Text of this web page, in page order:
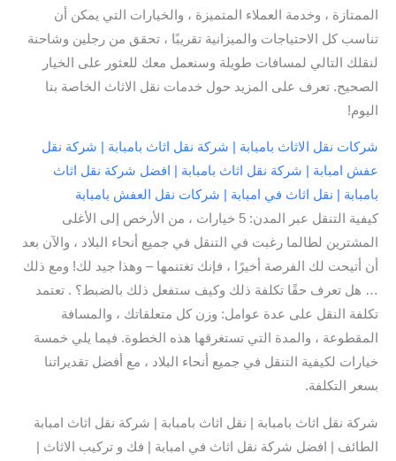
الممتازة ، وخدمة العملاء المتميزة ، والخيارات التي يمكن أن
تناسب كل الاحتياجات والميزانية تقريبًا ، تحقق من رجلين وشاحنة
لنقلك التالي لمسافات طويلة وسنعمل معك للعثور على الخيار
الصحيح. تعرف على المزيد حول خدمات نقل الاثاث الخاصة بنا
اليوم!
شركات نقل الاثاث بامبابة | شركة نقل اثاث بامبابة | شركة نقل
عفش امبابة | شركة نقل اثاث بامبابة | افضل شركة نقل اثاث
بامبابة | نقل اثاث في امبابة | شركات نقل العفش بامبابة
كيفية التنقل عبر المدن: 5 خيارات ، من الأرخص إلى الأغلى
المشترين لطالما رغبت في التنقل في جميع أنحاء البلاد ، والآن بعد
أن أتيحت لك الفرصة أخيرًا ، فإنك تغتنمها – وهذا جيد لك! ومع ذلك
… هل تعرف حقًا تكلفة ذلك وكيف ستفعل ذلك بالضبط؟ . تعتمد
تكلفة النقل على عدة عوامل: وزن كل متعلقاتك ، والمسافة
المقطوعة ، والمدة التي تستغرقها هذه الخطوة. فيما يلي خمسة
خيارات لكيفية التنقل في جميع أنحاء البلاد ، مع أفضل تقديراتنا
بسعر التكلفة.
شركة نقل اثاث بامبابة | نقل اثاث بامبابة | شركة نقل اثاث امبابة
الطائف | افضل شركة نقل اثاث في امبابة | فك و تركيب الاثاث |